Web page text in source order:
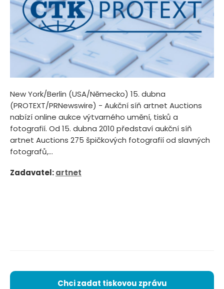
New York/Berlin (USA/Německo) 15. dubna
(PROTEXT/PRNewswire) - Aukční síň artnet Auctions
nabízí online aukce výtvarného umění, tisků a
fotografií. Od 15. dubna 2010 představí aukční síň
artnet Auctions 275 špičkových fotografií od slavných
fotografů,...
Zadavatel:artnet
Chci zadat tiskovou zprávu